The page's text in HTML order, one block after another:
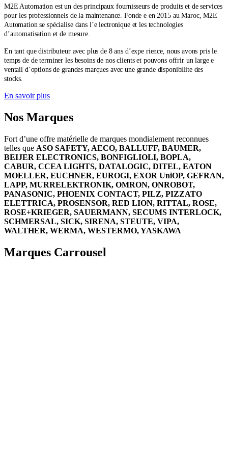
M2E Automation est un des principaux fournisseurs de produits et de services
pour les professionnels de la maintenance. Fonde e en 2015 au Maroc, M2E
Automation se spécialise dans l’e lectronique et les technologies
d’automatisation et de mesure.
En tant que distributeur avec plus de 8 ans d’expe rience, nous avons pris le
temps de de terminer les besoins de nos clients et pouvons offrir un large e
ventail d’options de grandes marques avec une grande disponibilite des
stocks.
En savoir plus
Nos Marques
Fort d’une offre matérielle de marques mondialement reconnues
telles que ASO SAFETY, AECO, BALLUFF, BAUMER,
BEIJER ELECTRONICS, BONFIGLIOLI, BOPLA,
CABUR, CCEA LIGHTS, DATALOGIC, DITEL, EATON
MOELLER, EUCHNER, EUROGI, EXOR UniOP, GEFRAN,
LAPP, MURRELEKTRONIK, OMRON, ONROBOT,
PANASONIC, PHOENIX CONTACT, PILZ, PIZZATO
ELETTRICA, PROSENSOR, RED LION, RITTAL, ROSE,
ROSE+KRIEGER, SAUERMANN, SECUMS INTERLOCK,
SCHMERSAL, SICK, SIRENA, STEUTE, VIPA,
WALTHER, WERMA, WESTERMO, YASKAWA
Marques Carrousel